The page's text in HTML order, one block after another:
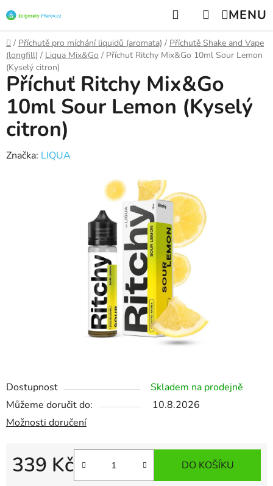
na
obsah
Hledat NÁKUPNÍ
KOŠÍK
Domů
/ Příchutě pro míchání liquidů (aromata) / Příchutě Shake and Vape
(longfill) / Liqua Mix&Go / Příchuť Ritchy Mix&Go 10ml Sour Lemon
(Kyselý citron)
Dostupnost
Skladem na prodejně
Můžeme doručit do:
10.8.2026
Možnosti doručení
339 Kč DO KOŠÍKU
Příchuť Ritchy Mix&Go
10ml Sour Lemon (Kyselý
citron)
Značka: LIQUA